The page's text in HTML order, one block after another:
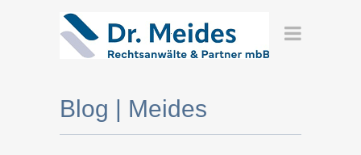
Blog | Meides